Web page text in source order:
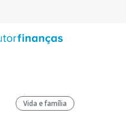
Vida e família